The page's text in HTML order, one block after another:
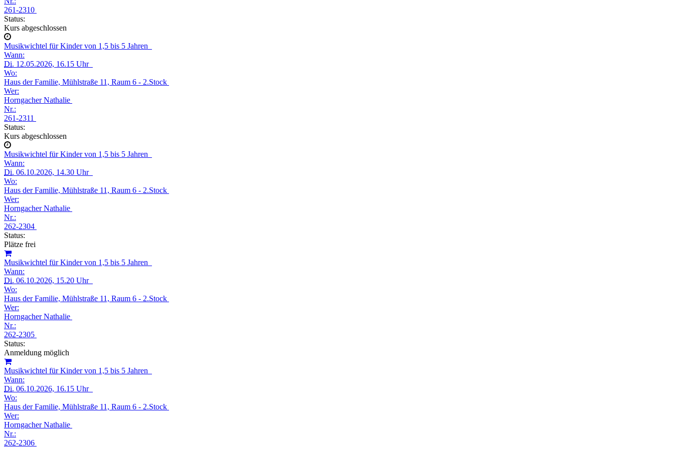
261-2310
Status:
Kurs abgeschlossen
Musikwichtel für Kinder von 1,5 bis 5 Jahren
Wann:
Di. 12.05.2026, 16.15 Uhr
Wo:
Haus der Familie, Mühlstraße 11, Raum 6 - 2.Stock
Wer:
Horngacher Nathalie
Nr.:
261-2311
Status:
Kurs abgeschlossen
Musikwichtel für Kinder von 1,5 bis 5 Jahren
Wann:
Di. 06.10.2026, 14.30 Uhr
Wo:
Haus der Familie, Mühlstraße 11, Raum 6 - 2.Stock
Wer:
Horngacher Nathalie
Nr.:
262-2304
Status:
Plätze frei
Musikwichtel für Kinder von 1,5 bis 5 Jahren
Wann:
Di. 06.10.2026, 15.20 Uhr
Wo:
Haus der Familie, Mühlstraße 11, Raum 6 - 2.Stock
Wer:
Horngacher Nathalie
Nr.:
262-2305
Status:
Anmeldung möglich
Musikwichtel für Kinder von 1,5 bis 5 Jahren
Wann:
Di. 06.10.2026, 16.15 Uhr
Wo:
Haus der Familie, Mühlstraße 11, Raum 6 - 2.Stock
Wer:
Horngacher Nathalie
Nr.:
262-2306